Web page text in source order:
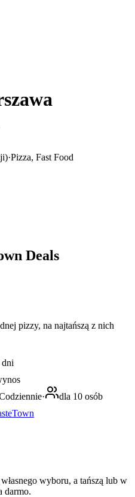
)·Pizza, Fast Food
Deals
pizzy, na najtańszą z nich
dni
·
dla 10 osób
wyboru, a tańszą lub w
darmo.